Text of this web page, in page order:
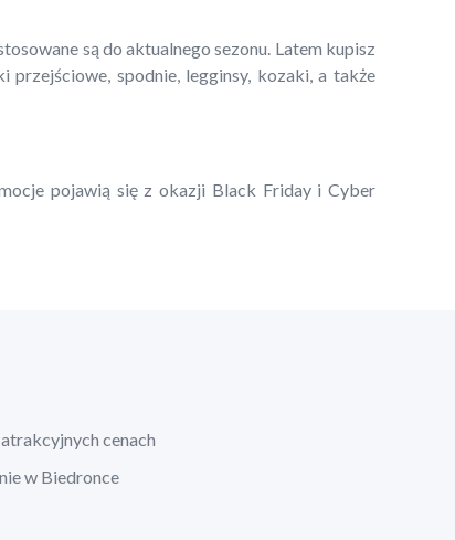
są do aktualnego sezonu. Latem kupisz
spodnie, legginsy, kozaki, a także
pojawią się z okazji Black Friday i Cyber
cenach
w Biedronce